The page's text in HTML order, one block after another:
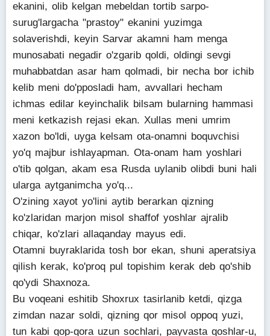
ekanini, olib kelgan mebeldan tortib sarpo-
surug'largacha "prastoy" ekanini yuzimga
solaverishdi, keyin Sarvar akamni ham menga
munosabati negadir o'zgarib qoldi, oldingi sevgi
muhabbatdan asar ham qolmadi, bir necha bor ichib
kelib meni do'pposladi ham, avvallari hecham
ichmas edilar keyinchalik bilsam bularning hammasi
meni ketkazish rejasi ekan. Xullas meni umrim
xazon bo'ldi, uyga kelsam ota-onamni boquvchisi
yo'q majbur ishlayapman. Ota-onam ham yoshlari
o'tib qolgan, akam esa Rusda uylanib olibdi buni hali
ularga aytganimcha yo'q...
O'zining xayot yo'lini aytib berarkan qizning
ko'zlaridan marjon misol shaffof yoshlar ajralib
chiqar, ko'zlari allaqanday mayus edi.
Otamni buyraklarida tosh bor ekan, shuni aperatsiya
qilish kerak, ko'proq pul topishim kerak deb qo'shib
qo'ydi Shaxnoza.
Bu voqeani eshitib Shoxrux tasirlanib ketdi, qizga
zimdan nazar soldi, qizning qor misol oppoq yuzi,
tun kabi qop-qora uzun sochlari, payvasta qoshlar-u,